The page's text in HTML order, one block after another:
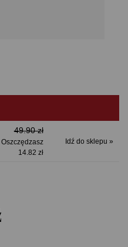
49.90 zł
Oszczędzasz
14.82 zł
Idź do sklepu »